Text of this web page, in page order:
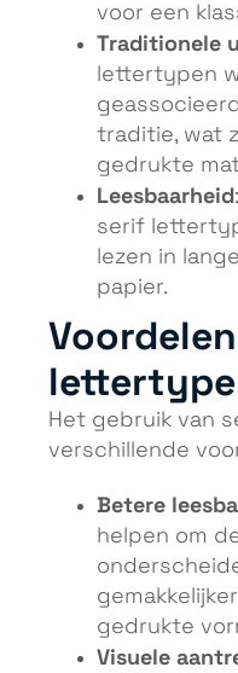
voor een
Traditionele
lettertypen
traditie, wat
gedrukte
Leesbaarheid
serif
lezen in
papier.
Het gebruik van
verschillende
Betere
helpen om
gedrukte
Visuele